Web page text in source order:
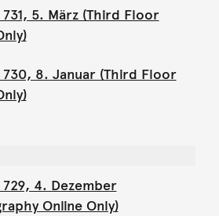
5. März (Third Floor
8. Januar (Third Floor
4. Dezember
Online Only)